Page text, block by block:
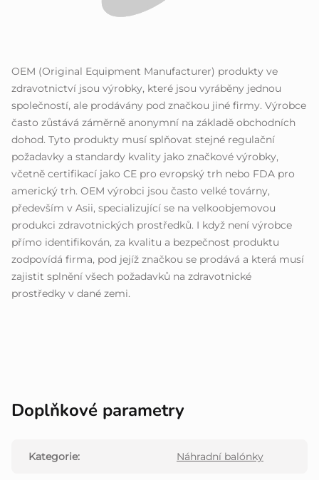
OEM (Original Equipment Manufacturer) produkty ve
zdravotnictví jsou výrobky, které jsou vyráběny jednou
společností, ale prodávány pod značkou jiné firmy. Výrobce
často zůstává záměrně anonymní na základě obchodních
dohod. Tyto produkty musí splňovat stejné regulační
požadavky a standardy kvality jako značkové výrobky,
včetně certifikací jako CE pro evropský trh nebo FDA pro
americký trh. OEM výrobci jsou často velké továrny,
především v Asii, specializující se na velkoobjemovou
produkci zdravotnických prostředků. I když není výrobce
přímo identifikován, za kvalitu a bezpečnost produktu
zodpovídá firma, pod jejíž značkou se prodává a která musí
zajistit splnění všech požadavků na zdravotnické
prostředky v dané zemi.
Doplňkové parametry
Kategorie: Náhradní balónky